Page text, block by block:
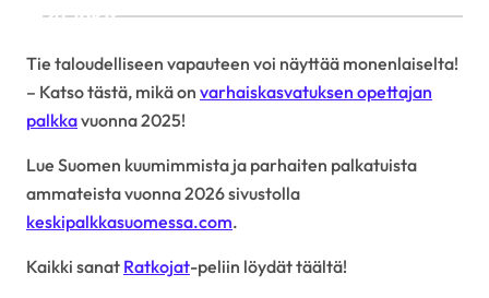
Linkit
Tie taloudelliseen vapauteen voi näyttää monenlaiselta!
– Katso tästä, mikä on varhaiskasvatuksen opettajan
palkkavuonna 2025!
Lue Suomen kuumimmista ja parhaiten palkatuista
ammateista vuonna 2026 sivustolla
keskipalkkasuomessa.com.
Kaikki sanat Ratkojat-peliin löydät täältä!